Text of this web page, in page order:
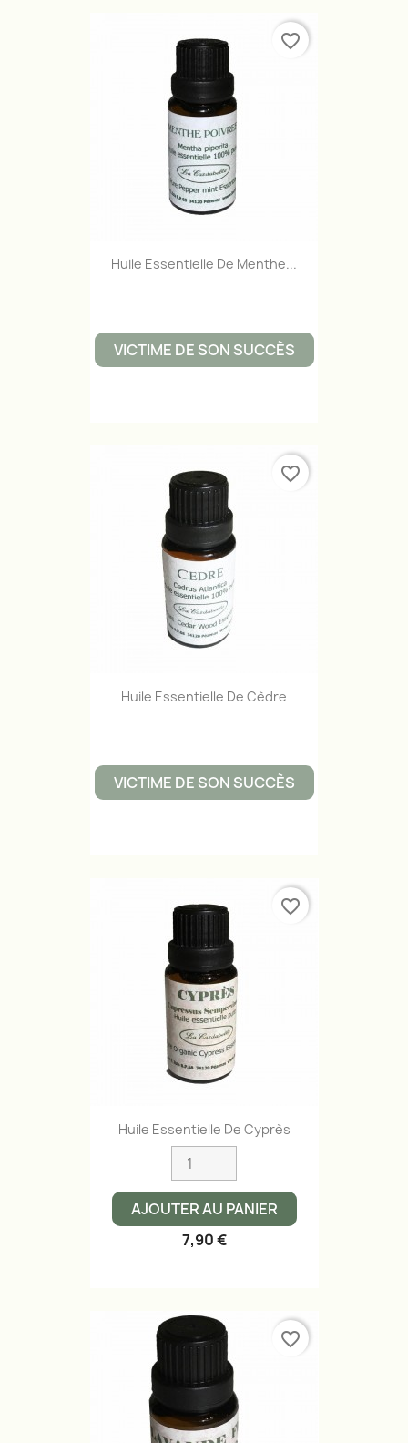
Huile Essentielle De Menthe...
VICTIME DE SON SUCCÈS
favorite_border
Huile Essentielle De Cèdre
VICTIME DE SON SUCCÈS
favorite_border
Huile Essentielle De Cyprès
AJOUTER AU PANIER
7,90 €
favorite_border
favorite_border